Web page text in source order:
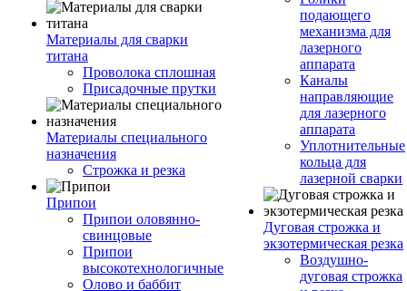
Материалы для сварки
титана
Проволока сплошная
Присадочные прутки
Материалы специального
назначения
Строжка и резка
Припои
Припои оловянно-
свинцовые
Припои
высокотехнологичные
Олово и баббит
подающего
механизма для
лазерного
аппарата
Каналы
направляющие
для лазерного
аппарата
Уплотнительные
кольца для
лазерной сварки
Дуговая строжка и
экзотермическая резка
Воздушно-
дуговая строжка